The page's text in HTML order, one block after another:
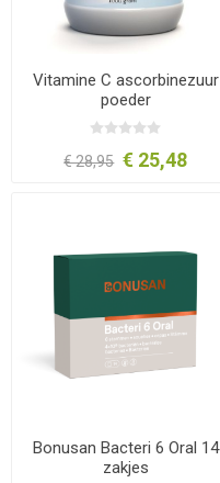
Vitamine C ascorbinezuur
poeder
€ 28,95 € 25,48
Bonusan Bacteri 6 Oral 14
zakjes